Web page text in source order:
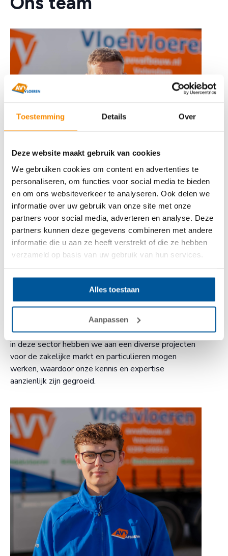
Toestemming Details Over
Deze website maakt gebruik van cookies
We gebruiken cookies om content en advertenties te
personaliseren, om functies voor social media te bieden
en om ons websiteverkeer te analyseren. Ook delen we
informatie over uw gebruik van onze site met onze
partners voor social media, adverteren en analyse. Deze
partners kunnen deze gegevens combineren met andere
informatie die u aan ze heeft verstrekt of die ze hebben
verzameld op basis van uw gebruik van hun services.
Alles toestaan
Aanpassen
Barry Appels
een bedrijf dat zich heeft ontwikkeld van een
specialist in zandcement dekvloeren tot een
aanbieder van totale vloeroplossingen voor de
particuliere markt. Dankzij onze uitgebreide ervaring
in deze sector hebben we aan een diverse projecten
voor de zakelijke markt en particulieren mogen
werken, waardoor onze kennis en expertise
aanzienlijk zijn gegroeid.